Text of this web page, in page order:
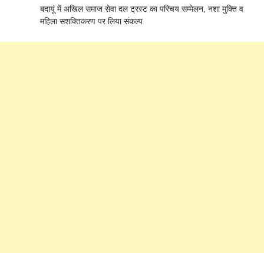
बदायूं में अखिल समाज सेवा दल ट्रस्ट का परिचय सम्मेलन, नशा मुक्ति व
महिला सशक्तिकरण पर लिया संकल्प